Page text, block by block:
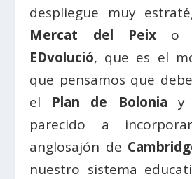
despliegue muy
Mercat del Peixo
EDvolució, que es el
que pensamos que
el Plan de Bolonia y
parecido a
anglosajón de
nuestro sistema